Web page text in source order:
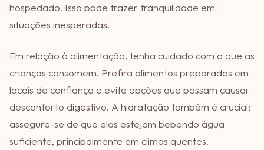
hospedado. Isso pode trazer tranquilidade em
situações inesperadas.
Em relação à alimentação, tenha cuidado com o que as
crianças consomem. Prefira alimentos preparados em
locais de confiança e evite opções que possam causar
desconforto digestivo. A hidratação também é crucial;
assegure-se de que elas estejam bebendo água
suficiente, principalmente em climas quentes.